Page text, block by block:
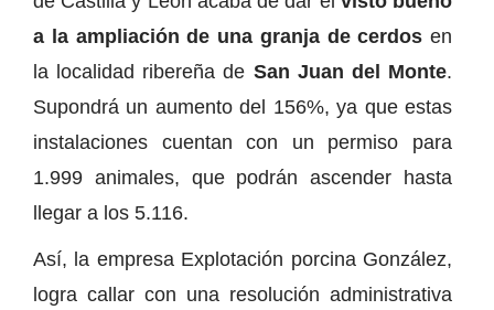
a la ampliación de una granja de cerdos en
la localidad ribereña de San Juan del Monte.
Supondrá un aumento del 156%, ya que estas
instalaciones cuentan con un permiso para
1.999 animales, que podrán ascender hasta
llegar a los 5.116.
Así, la empresa Explotación porcina González,
logra callar con una resolución administrativa